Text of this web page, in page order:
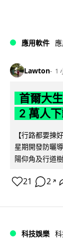
應用軟件
Lawton 1
首爾大
2 萬人
【行路都要揀
星期開發防曬
陽仰角及行道
21 2 ↗
科技娛樂